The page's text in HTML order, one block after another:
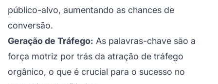
público-alvo, aumentando as chances de
conversão.
Geração de Tráfego: As palavras-chave são a
força motriz por trás da atração de tráfego
orgânico, o que é crucial para o sucesso no